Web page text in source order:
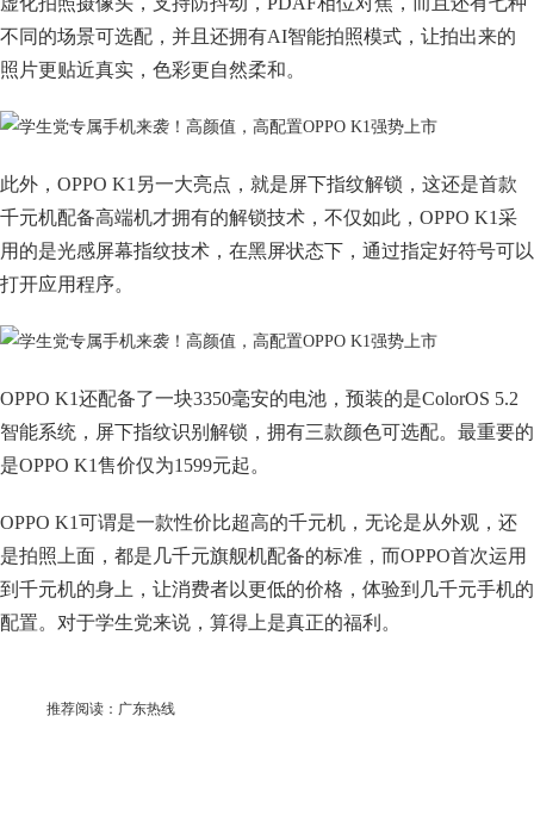
不同的场景可选配，并且还拥有AI智能拍照模式，让拍出来的
照片更贴近真实，色彩更自然柔和。
此外，OPPO K1另一大亮点，就是屏下指纹解锁，这还是首款
千元机配备高端机才拥有的解锁技术，不仅如此，OPPO K1采
用的是光感屏幕指纹技术，在黑屏状态下，通过指定好符号可以
打开应用程序。
OPPO K1还配备了一块3350毫安的电池，预装的是ColorOS 5.2
智能系统，屏下指纹识别解锁，拥有三款颜色可选配。最重要的
是OPPO K1售价仅为1599元起。
OPPO K1可谓是一款性价比超高的千元机，无论是从外观，还
是拍照上面，都是几千元旗舰机配备的标准，而OPPO首次运用
到千元机的身上，让消费者以更低的价格，体验到几千元手机的
配置。对于学生党来说，算得上是真正的福利。
推荐阅读： 广东热线